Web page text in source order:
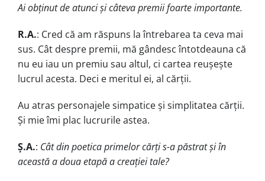
Ai obținut de atunci și câteva premii foarte importante.
R.A.: Cred că am răspuns la întrebarea ta ceva mai
sus. Cât despre premii, mă gândesc întotdeauna că
nu eu iau un premiu sau altul, ci cartea reușește
lucrul acesta. Deci e meritul ei, al cărții.
Au atras personajele simpatice și simplitatea cărții.
Și mie îmi plac lucrurile astea.
Ș.A.: Cât din poetica primelor cărți s-a păstrat și în
această a doua etapă a creației tale?